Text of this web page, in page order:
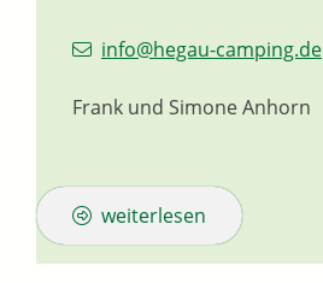
info@hegau-camping.de
Frank und SimoneAnhorn
weiterlesen